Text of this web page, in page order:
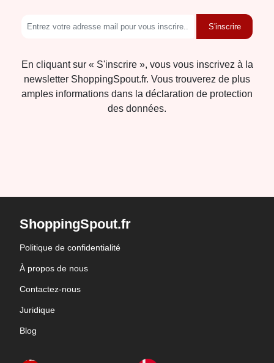
S'inscrire
En cliquant sur « S'inscrire », vous vous inscrivez à la
newsletter ShoppingSpout.fr. Vous trouverez de plus
amples informations dans la déclaration de protection
des données.
ShoppingSpout.fr
Politique de confidentialité
À propos de nous
Contactez-nous
Juridique
Blog